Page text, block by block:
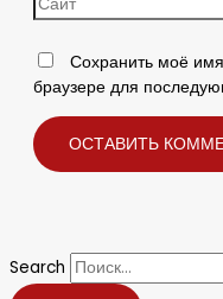
Сохранить моё
браузере для
Search